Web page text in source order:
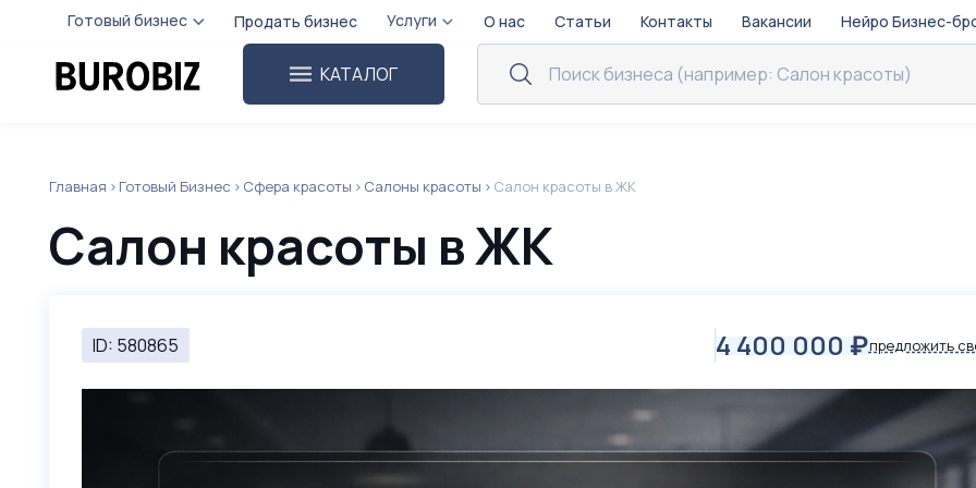
Готовый бизнес Продать бизнес Услуги О нас Статьи Контакты Вакансии Нейро Бизнес-
КАТАЛОГ
Главная Готовый Бизнес Сфера красоты Салоны красоты Салон красоты в ЖК
Салон красоты в ЖК
ID: 580865 4 400 000 ₽предложить